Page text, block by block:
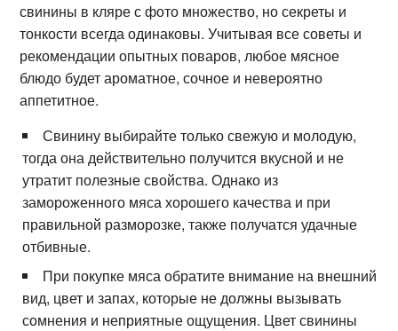
свинины в кляре с фото множество, но секреты и
тонкости всегда одинаковы. Учитывая все советы и
рекомендации опытных поваров, любое мясное
блюдо будет ароматное, сочное и невероятно
аппетитное.
Свинину выбирайте только свежую и молодую,
тогда она действительно получится вкусной и не
утратит полезные свойства. Однако из
замороженного мяса хорошего качества и при
правильной разморозке, также получатся удачные
отбивные.
При покупке мяса обратите внимание на внешний
вид, цвет и запах, которые не должны вызывать
сомнения и неприятные ощущения. Цвет свинины